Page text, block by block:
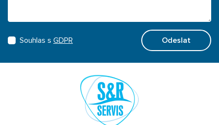
Souhlas s GDPR Odeslat